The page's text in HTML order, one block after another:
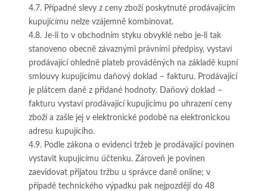
4.7. Případné slevy z ceny zboží poskytnuté prodávajícím
kupujícímu nelze vzájemně kombinovat.
4.8. Je-li to v obchodním styku obvyklé nebo je-li tak
stanoveno obecně závaznými právními předpisy, vystaví
prodávající ohledně plateb prováděných na základě kupní
smlouvy kupujícímu daňový doklad – fakturu. Prodávající
je plátcem daně z přidané hodnoty. Daňový doklad –
fakturu vystaví prodávající kupujícímu po uhrazení ceny
zboží a zašle jej v elektronické podobě na elektronickou
adresu kupujícího.
4.9. Podle zákona o evidenci tržeb je prodávající povinen
vystavit kupujícímu účtenku. Zároveň je povinen
zaevidovat přijatou tržbu u správce daně online; v
případě technického výpadku pak nejpozději do 48